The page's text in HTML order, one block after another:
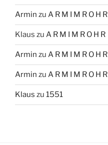
Armin zu A R M I M R O H R
Klaus zu A R M I M R O H R
Armin zu A R M I M R O H R
Armin zu A R M I M R O H R
Klaus zu 1551